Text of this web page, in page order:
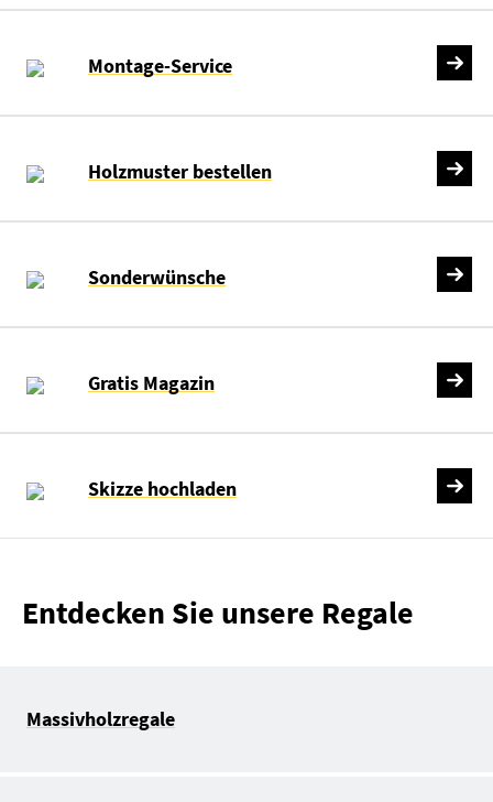
Montage-Service
Holzmuster bestellen
Sonderwünsche
Gratis Magazin
Skizze hochladen
Entdecken Sie unsere Regale
Massivholzregale